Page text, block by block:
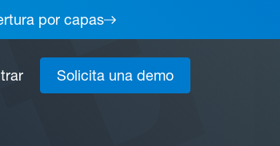
por capas
Solicita una demo